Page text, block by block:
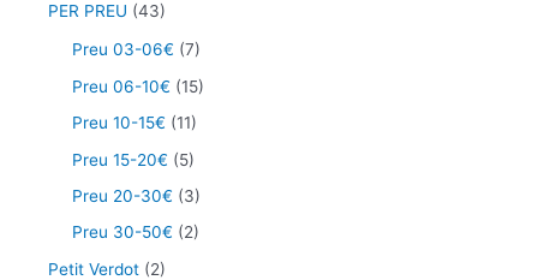
PER PREU (43)
Preu 03-06€ (7)
Preu 06-10€ (15)
Preu 10-15€ (11)
Preu 15-20€ (5)
Preu 20-30€ (3)
Preu 30-50€ (2)
Petit Verdot (2)